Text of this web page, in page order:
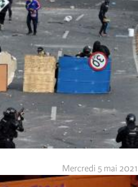
Mercredi 5 mai 2021